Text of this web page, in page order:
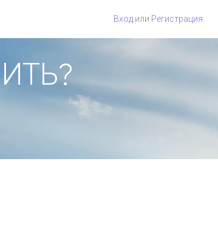
Вход или Регистрация